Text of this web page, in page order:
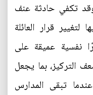
تكفي حادثة عنف
قرار العائلة
نفسية عميقة على
التركيز، بما يجعل
تبقى المدارس